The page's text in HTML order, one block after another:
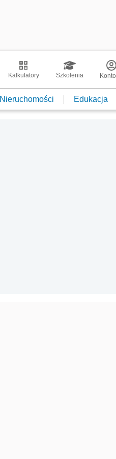
Kalkulatory Szkolenia Konto
Nieruchomości Edukacja